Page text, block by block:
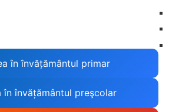
în învățământul primar
în învățământul preşcolar